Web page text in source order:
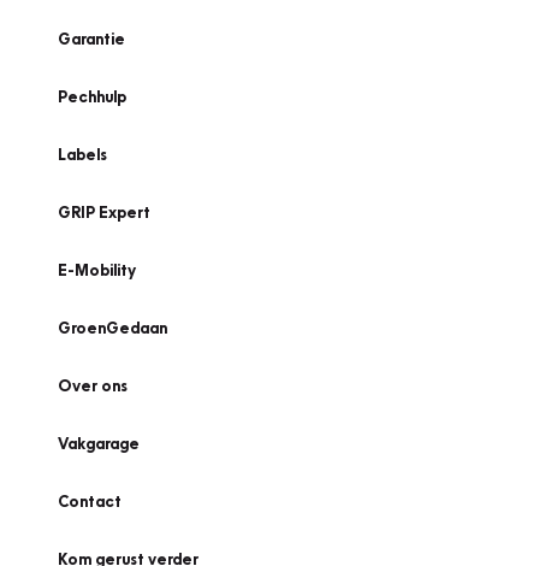
Garantie
Pechhulp
Labels
GRIP Expert
E-Mobility
GroenGedaan
Over ons
Vakgarage
Contact
Kom gerust verder